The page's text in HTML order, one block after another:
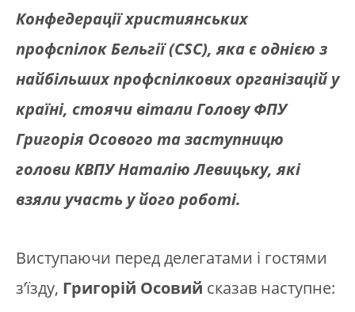
Конфедерації християнських
профспілок Бельгії (CSC), яка є однією з
найбільших профспілкових організацій у
країні, стоячи вітали Голову ФПУ
Григорія Осового та заступницю
голови КВПУ Наталію Левицьку, які
взяли участь у його роботі.
Виступаючи перед делегатами і гостями
з’їзду, Григорій Осовий сказав наступне: